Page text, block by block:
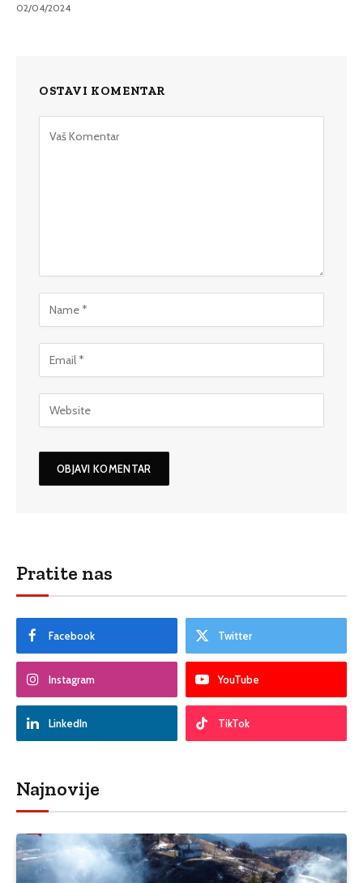
02/04/2024
OSTAVI KOMENTAR
Pratite nas
Facebook Twitter
Instagram YouTube
LinkedIn TikTok
Najnovije